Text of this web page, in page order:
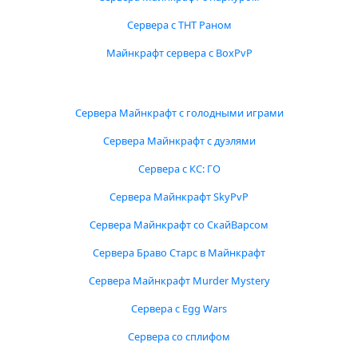
Сервера с ТНТ Раном
Майнкрафт сервера с BoxPvP
Сервера Майнкрафт с голодными играми
Сервера Майнкрафт с дуэлями
Сервера с КС: ГО
Сервера Майнкрафт SkyPvP
Сервера Майнкрафт со СкайВарсом
Сервера Браво Старс в Майнкрафт
Сервера Майнкрафт Murder Mystery
Сервера с Egg Wars
Сервера со сплифом